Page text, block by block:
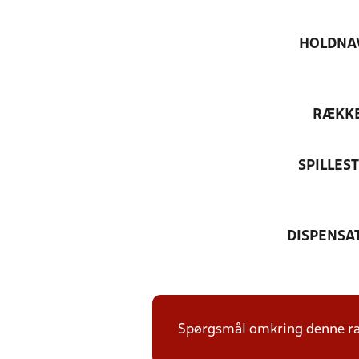
Spørgsmål omkring denne